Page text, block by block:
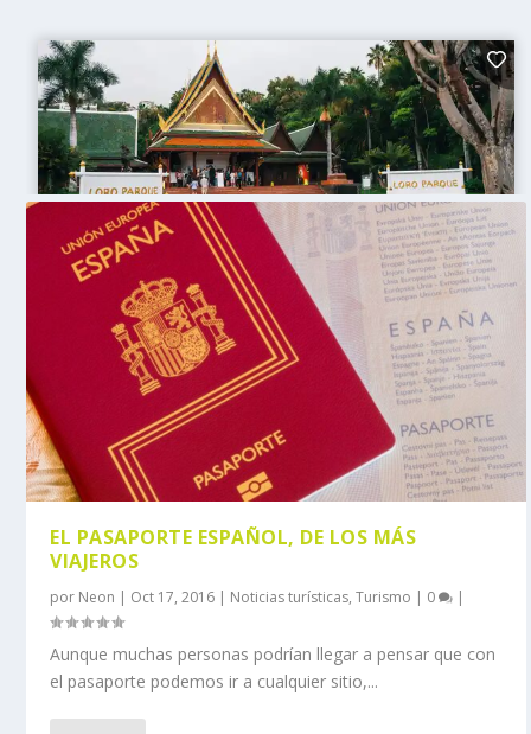
EL PASAPORTE ESPAÑOL, DE LOS MÁS
VIAJEROS
por Neon | Oct 17, 2016 | Noticias turísticas,Turismo | 0 |
Aunque muchas personas podrían llegar a pensar que con
el pasaporte podemos ir a cualquier sitio,...